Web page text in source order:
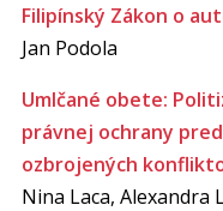
Filipínský Zákon o
Jan Podola
Umlčané obete:
právnej ochrany
ozbrojených
Nina Laca, Alexandra